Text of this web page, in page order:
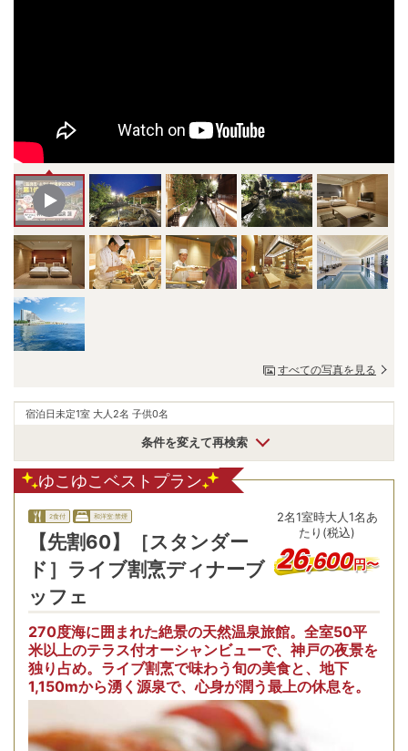
すべての写真を見る
宿泊日未定1室 大人2名 子供0名
条件を変えて再検索
ゆこゆこベストプラン
2食付 和洋室:禁煙
【先割60】［スタンダー
ド］ライブ割烹ディナーブ
ッフェ
2名1室時大人1名あ
たり(税込)
26,600円〜
270度海に囲まれた絶景の天然温泉旅館。全室50平
米以上のテラス付オーシャンビューで、神戸の夜景を
独り占め。ライブ割烹で味わう旬の美食と、地下
1,150mから湧く源泉で、心身が潤う最上の休息を。